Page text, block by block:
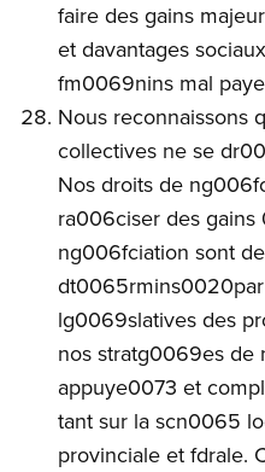
faire des gains
et davantages
fm0069nins mal
Nous reconnaissons
collectives ne se
Nos droits de
ra006ciser des
ng006fciation sont
lg0069slatives des
nos stratg0069es
appuye0073 et
tant sur la scn0065
provinciale et fdrale.